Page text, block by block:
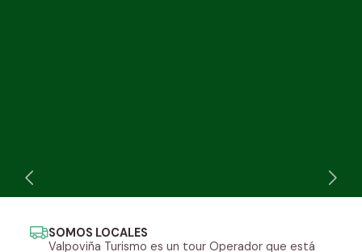
SOMOS LOCALES
Valpoviña Turismo es un tour Operador que está